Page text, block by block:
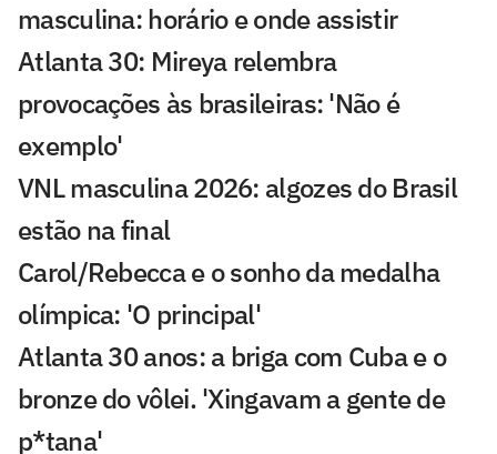
masculina: horário e onde assistir
Atlanta 30: Mireya relembra
provocações às brasileiras: 'Não é
exemplo'
VNL masculina 2026: algozes do Brasil
estão na final
Carol/Rebecca e o sonho da medalha
olímpica: 'O principal'
Atlanta 30 anos: a briga com Cuba e o
bronze do vôlei. 'Xingavam a gente de
p*tana'